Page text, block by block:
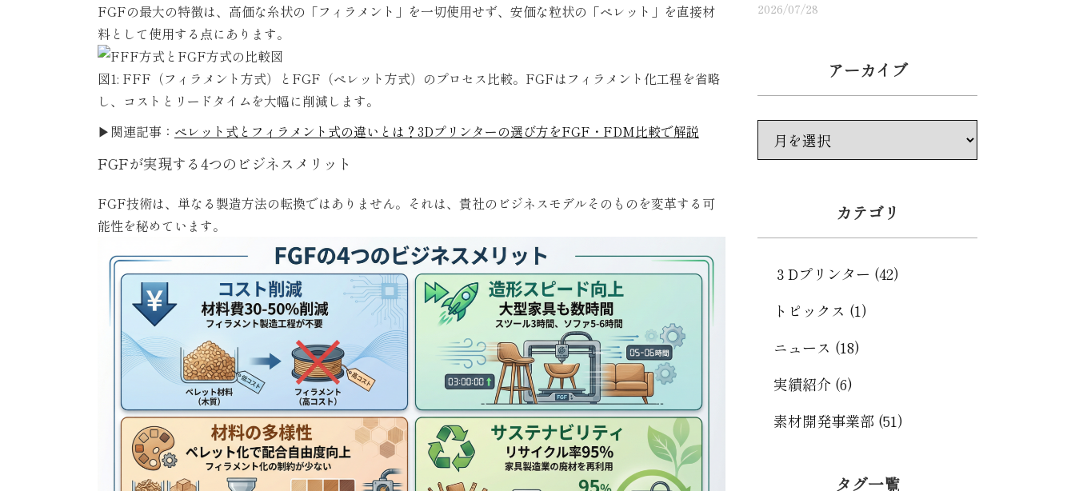
FGFの最大の特徴は、高価な糸状の「フィラメント」を一切使用せず、安価な粒状の「ペレット」を直接材
料として使用する点にあります。
図1: FFF（フィラメント方式）とFGF（ペレット方式）のプロセス比較。FGFはフィラメント化工程を省略
し、コストとリードタイムを大幅に削減します。
▶関連記事： ペレット式とフィラメント式の違いとは？3Dプリンターの選び方をFGF・FDM比較で解説
FGFが実現する4つのビジネスメリット
FGF技術は、単なる製造方法の転換ではありません。それは、貴社のビジネスモデルそのものを変革する可
能性を秘めています。
2026/07/28
アーカイブ
カテゴリ
３Dプリンター (42)
トピックス (1)
ニュース (18)
実績紹介 (6)
素材開発事業部 (51)
タグ一覧